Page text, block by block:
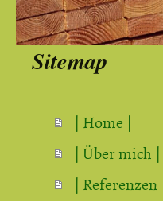
Sitemap
| Home |
| Über mich |
| Referenzen